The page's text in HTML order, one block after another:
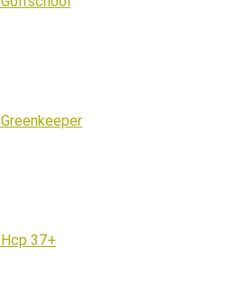
Greenkeeper
Hcp 37+